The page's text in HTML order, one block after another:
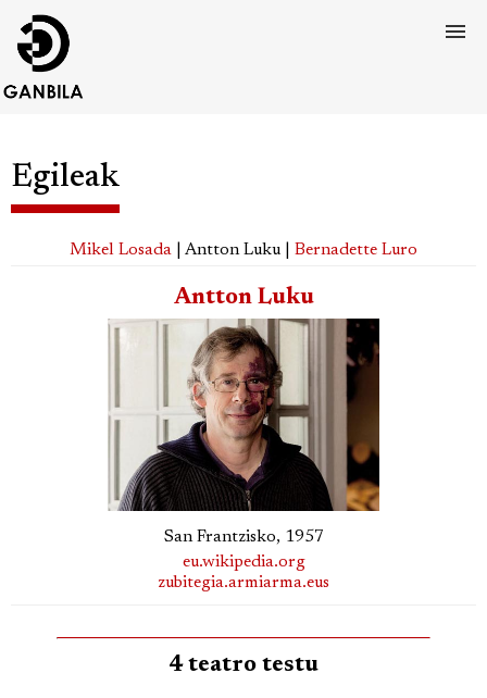
Egileak
Mikel Losada | Antton Luku | Bernadette Luro
Antton Luku
San Frantzisko, 1957
eu.wikipedia.org
zubitegia.armiarma.eus
4 teatro testu